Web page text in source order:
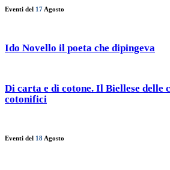
Eventi del 17 Agosto
Ido Novello il poeta che dipingeva
Di carta e di cotone. Il Biellese delle
cotonifici
Eventi del 18 Agosto